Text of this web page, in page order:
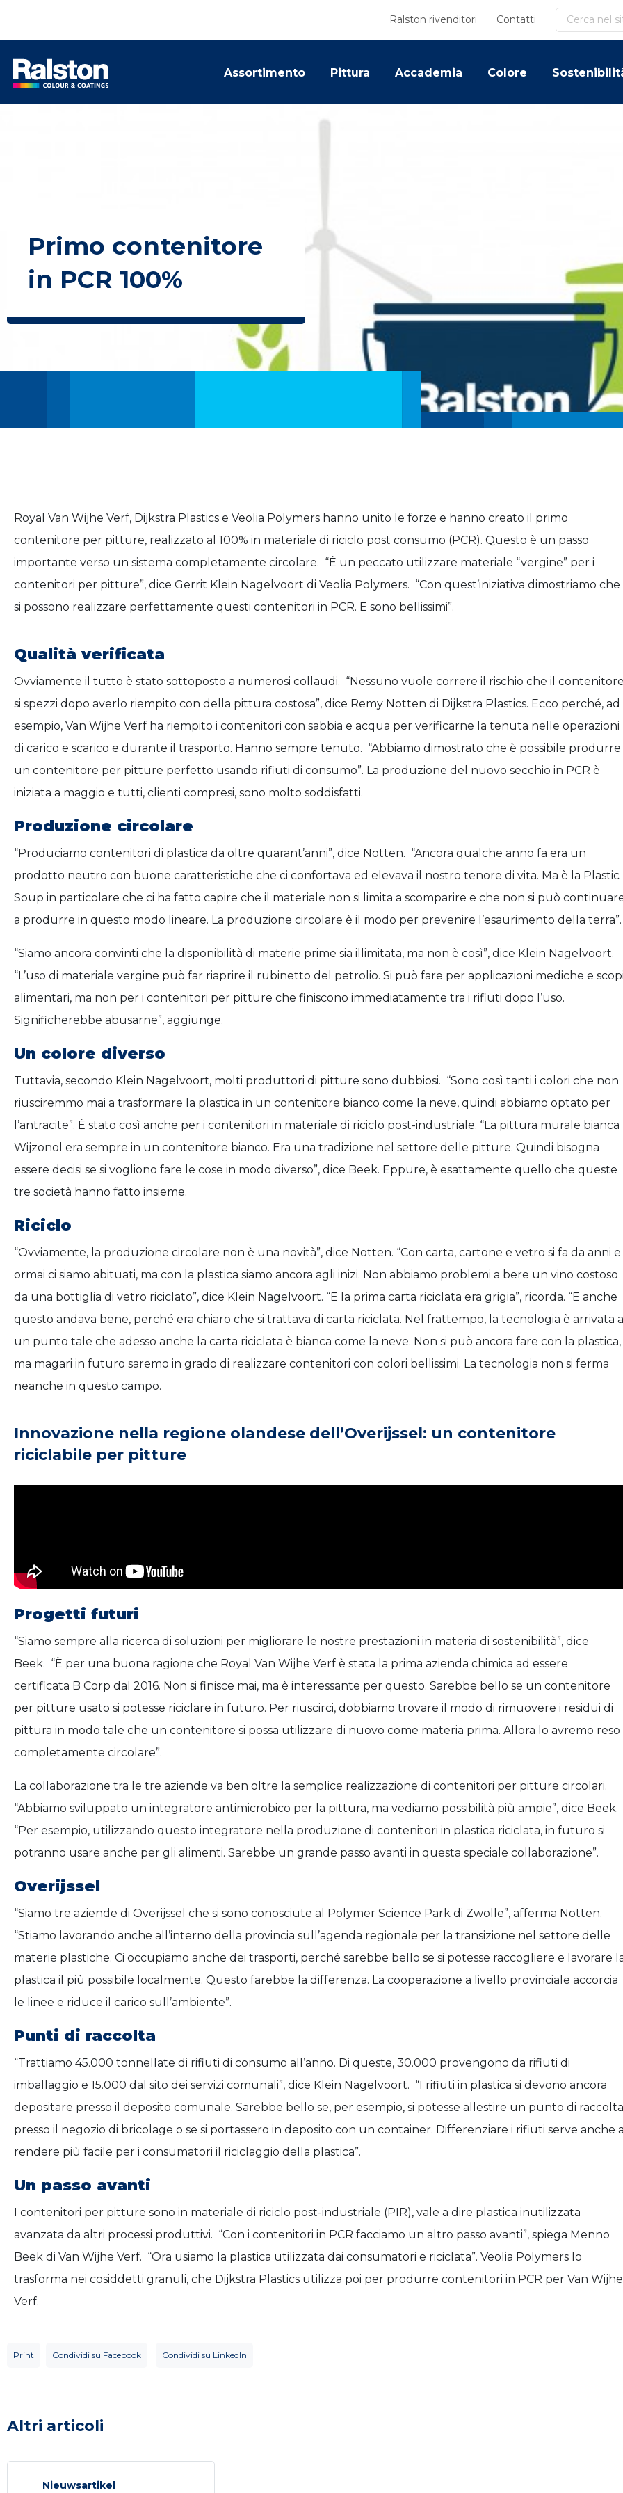
Ralston rivenditori Contatti Cerca
Assortimento Pittura Accademia Colore
Primo contenitore
in PCR 100%
Royal Van Wijhe Verf, Dijkstra Plastics e Veolia Polymers hanno unito le forze e hanno creato il primo
contenitore per pitture, realizzato al 100% in materiale di riciclo post consumo (PCR). Questo è un passo
importante verso un sistema completamente circolare. “È un peccato utilizzare materiale “vergine” per i
contenitori per pitture”, dice Gerrit Klein Nagelvoort di Veolia Polymers. “Con quest’iniziativa dimostriamo che
si possono realizzare perfettamente questi contenitori in PCR. E sono bellissimi”.
Qualità verificata
Ovviamente il tutto è stato sottoposto a numerosi collaudi. “Nessuno vuole correre il rischio che il
si spezzi dopo averlo riempito con della pittura costosa”, dice Remy Notten di Dijkstra Plastics. Ecco perché, ad
esempio, Van Wijhe Verf ha riempito i contenitori con sabbia e acqua per verificarne la tenuta nelle operazioni
di carico e scarico e durante il trasporto. Hanno sempre tenuto. “Abbiamo dimostrato che è possibile produrre
un contenitore per pitture perfetto usando rifiuti di consumo”. La produzione del nuovo secchio in PCR è
iniziata a maggio e tutti, clienti compresi, sono molto soddisfatti.
Produzione circolare
“Produciamo contenitori di plastica da oltre quarant’anni”, dice Notten. “Ancora qualche anno fa era un
prodotto neutro con buone caratteristiche che ci confortava ed elevava il nostro tenore di vita. Ma è la Plastic
Soup in particolare che ci ha fatto capire che il materiale non si limita a scomparire e che non si può
a produrre in questo modo lineare. La produzione circolare è il modo per prevenire l’esaurimento della terra”.
“Siamo ancora convinti che la disponibilità di materie prime sia illimitata, ma non è così”, dice Klein Nagelvoort.
“L’uso di materiale vergine può far riaprire il rubinetto del petrolio. Si può fare per applicazioni mediche e
alimentari, ma non per i contenitori per pitture che finiscono immediatamente tra i rifiuti dopo l’uso.
Significherebbe abusarne”, aggiunge.
Un colore diverso
Tuttavia, secondo Klein Nagelvoort, molti produttori di pitture sono dubbiosi. “Sono così tanti i colori che non
riusciremmo mai a trasformare la plastica in un contenitore bianco come la neve, quindi abbiamo optato per
l’antracite”. È stato così anche per i contenitori in materiale di riciclo post-industriale. “La pittura murale bianca
Wijzonol era sempre in un contenitore bianco. Era una tradizione nel settore delle pitture. Quindi bisogna
essere decisi se si vogliono fare le cose in modo diverso”, dice Beek. Eppure, è esattamente quello che queste
tre società hanno fatto insieme.
Riciclo
“Ovviamente, la produzione circolare non è una novità”, dice Notten. “Con carta, cartone e vetro si fa da anni e
ormai ci siamo abituati, ma con la plastica siamo ancora agli inizi. Non abbiamo problemi a bere un vino costoso
da una bottiglia di vetro riciclato”, dice Klein Nagelvoort. “E la prima carta riciclata era grigia”, ricorda. “E anche
questo andava bene, perché era chiaro che si trattava di carta riciclata. Nel frattempo, la tecnologia è arrivata a
un punto tale che adesso anche la carta riciclata è bianca come la neve. Non si può ancora fare con la plastica,
ma magari in futuro saremo in grado di realizzare contenitori con colori bellissimi. La tecnologia non si ferma
neanche in questo campo.
Innovazione nella regione olandese dell’Overijssel: un contenitore
riciclabile per pitture
Progetti futuri
“Siamo sempre alla ricerca di soluzioni per migliorare le nostre prestazioni in materia di sostenibilità”, dice
Beek. “È per una buona ragione che Royal Van Wijhe Verf è stata la prima azienda chimica ad essere
certificata B Corp dal 2016. Non si finisce mai, ma è interessante per questo. Sarebbe bello se un contenitore
per pitture usato si potesse riciclare in futuro. Per riuscirci, dobbiamo trovare il modo di rimuovere i residui di
pittura in modo tale che un contenitore si possa utilizzare di nuovo come materia prima. Allora lo avremo reso
completamente circolare”.
La collaborazione tra le tre aziende va ben oltre la semplice realizzazione di contenitori per pitture circolari.
“Abbiamo sviluppato un integratore antimicrobico per la pittura, ma vediamo possibilità più ampie”, dice Beek.
“Per esempio, utilizzando questo integratore nella produzione di contenitori in plastica riciclata, in futuro si
potranno usare anche per gli alimenti. Sarebbe un grande passo avanti in questa speciale collaborazione”.
Overijssel
“Siamo tre aziende di Overijssel che si sono conosciute al Polymer Science Park di Zwolle”, afferma Notten.
“Stiamo lavorando anche all’interno della provincia sull’agenda regionale per la transizione nel settore delle
materie plastiche. Ci occupiamo anche dei trasporti, perché sarebbe bello se si potesse raccogliere e lavorare
plastica il più possibile localmente. Questo farebbe la differenza. La cooperazione a livello provinciale accorcia
le linee e riduce il carico sull’ambiente”.
Punti di raccolta
“Trattiamo 45.000 tonnellate di rifiuti di consumo all’anno. Di queste, 30.000 provengono da rifiuti di
imballaggio e 15.000 dal sito dei servizi comunali”, dice Klein Nagelvoort. “I rifiuti in plastica si devono ancora
depositare presso il deposito comunale. Sarebbe bello se, per esempio, si potesse allestire un punto di raccolta
presso il negozio di bricolage o se si portassero in deposito con un container. Differenziare i rifiuti serve anche
rendere più facile per i consumatori il riciclaggio della plastica”.
Un passo avanti
I contenitori per pitture sono in materiale di riciclo post-industriale (PIR), vale a dire plastica inutilizzata
avanzata da altri processi produttivi. “Con i contenitori in PCR facciamo un altro passo avanti”, spiega Menno
Beek di Van Wijhe Verf. “Ora usiamo la plastica utilizzata dai consumatori e riciclata”. Veolia Polymers lo
trasforma nei cosiddetti granuli, che Dijkstra Plastics utilizza poi per produrre contenitori in PCR per Van Wijhe
Verf.
Print Condividi su Facebook Condividi su LinkedIn
Altri articoli
Nieuwsartikel